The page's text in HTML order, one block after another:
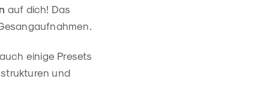
auf dich! Das
einige Presets
und